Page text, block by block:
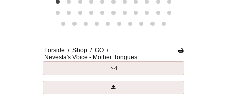
DKK
Dansk
Forside / Shop / GO /
Nevesta's Voice - Mother Tongues